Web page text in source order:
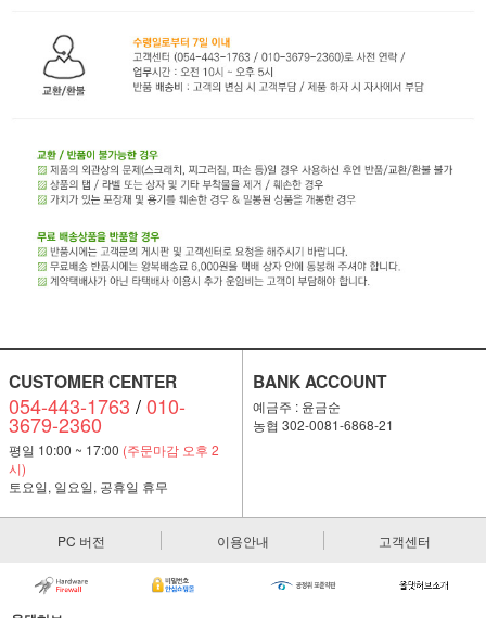
CUSTOMER CENTER
054-443-1763 /010-
3679-2360
평일 10:00 ~ 17:00 (주문마감 오후 2
시)
토요일, 일요일, 공휴일 휴무
BANK ACCOUNT
예금주 : 윤금순
농협 302-0081-6868-21
PC 버전 이용안내 고객센터